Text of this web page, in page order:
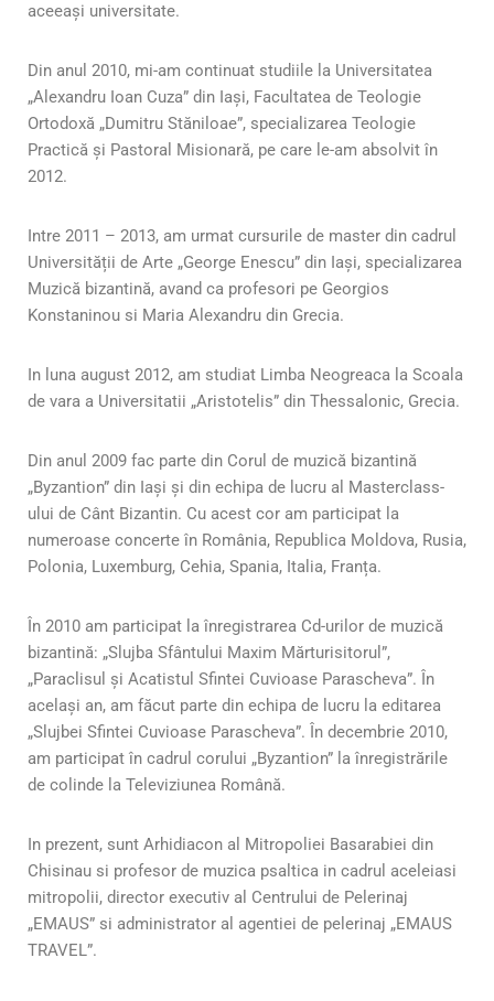
aceeași universitate.
Din anul 2010, mi-am continuat studiile la Universitatea
„Alexandru Ioan Cuza” din Iași, Facultatea de Teologie
Ortodoxă „Dumitru Stăniloae”, specializarea Teologie
Practică și Pastoral Misionară, pe care le-am absolvit în
2012.
Intre 2011 – 2013, am urmat cursurile de master din cadrul
Universității de Arte „George Enescu” din Iași, specializarea
Muzică bizantină, avand ca profesori pe Georgios
Konstaninou si Maria Alexandru din Grecia.
In luna august 2012, am studiat Limba Neogreaca la Scoala
de vara a Universitatii „Aristotelis” din Thessalonic, Grecia.
Din anul 2009 fac parte din Corul de muzică bizantină
„Byzantion” din Iași și din echipa de lucru al Masterclass-
ului de Cânt Bizantin. Cu acest cor am participat la
numeroase concerte în România, Republica Moldova, Rusia,
Polonia, Luxemburg, Cehia, Spania, Italia, Franța.
În 2010 am participat la înregistrarea Cd-urilor de muzică
bizantină: „Slujba Sfântului Maxim Mărturisitorul”,
„Paraclisul și Acatistul Sfintei Cuvioase Parascheva”. În
același an, am făcut parte din echipa de lucru la editarea
„Slujbei Sfintei Cuvioase Parascheva”. În decembrie 2010,
am participat în cadrul corului „Byzantion” la înregistrările
de colinde la Televiziunea Română.
In prezent, sunt Arhidiacon al Mitropoliei Basarabiei din
Chisinau si profesor de muzica psaltica in cadrul aceleiasi
mitropolii, director executiv al Centrului de Pelerinaj
„EMAUS” si administrator al agentiei de pelerinaj „EMAUS
TRAVEL”.